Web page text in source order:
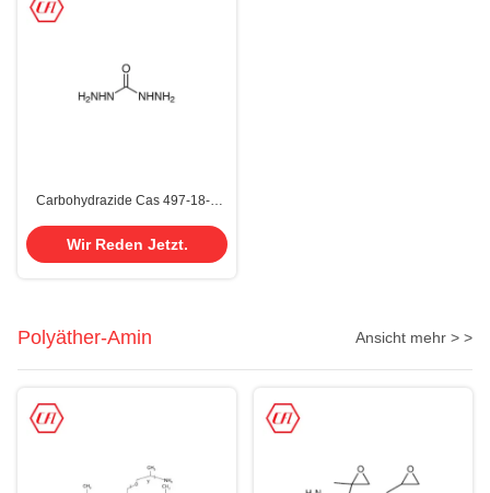
Carbohydrazide Cas 497-18-7
Carbonicacid, Dihydrazide
Wir Reden Jetzt.
Polyäther-Amin Ansicht mehr > >